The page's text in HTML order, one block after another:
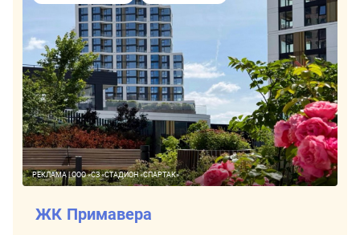
РЕКЛАМА | ООО «СЗ «СТАДИОН «СПАРТАК»
ЖК Примавера